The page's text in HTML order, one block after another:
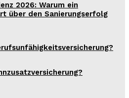
2026: Warum ein
über den Sanierungserfolg